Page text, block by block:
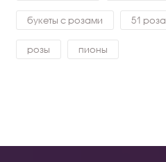
букеты с розами 51 роза
розы пионы